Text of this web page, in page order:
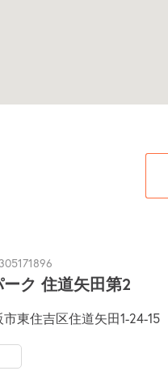
ク 住道矢田第2
東住吉区住道矢田1-24-15